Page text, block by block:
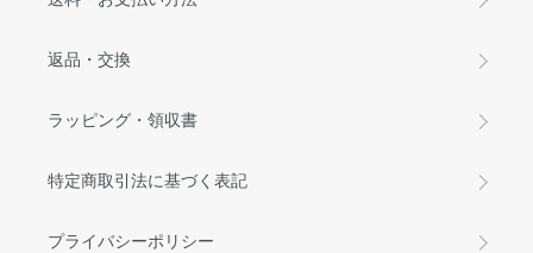
返品・交換
ラッピング・領収書
特定商取引法に基づく表記
プライバシーポリシー